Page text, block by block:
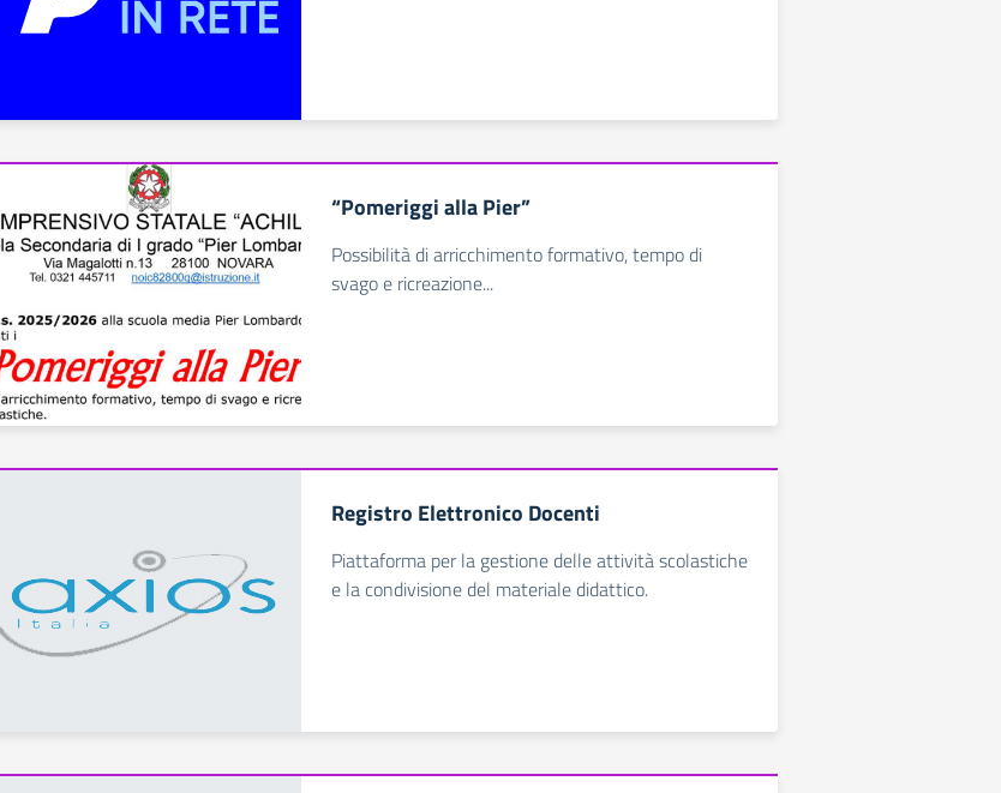
“Pomeriggi alla Pier”
Possibilità di arricchimento formativo, tempo di
svago e ricreazione...
Registro Elettronico Docenti
Piattaforma per la gestione delle attività scolastiche
e la condivisione del materiale didattico.